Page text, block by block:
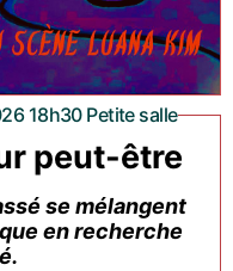
18h30 Petite salle
peut-être
se mélangent
en recherche